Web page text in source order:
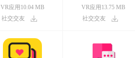
VR应用10.04 MB
社交交友
VR应用13.75 MB
社交交友